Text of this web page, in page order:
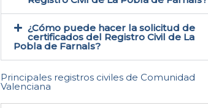
¿Cómo puede hacer la solicitud de
certificados del Registro Civil de La
Pobla de Farnals​?
Principales registros civiles de Comunidad
Valenciana